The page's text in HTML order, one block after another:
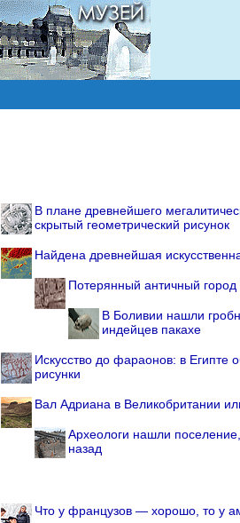
В плане древнейшего
скрытый геометрический рисунок
Найдена древнейшая
Потерянный античный
В Боливии нашли
индейцев пакахе
Искусство до фараонов: в Египте
рисунки
Вал Адриана в Великобритании
Археологи нашли
назад
Что у французов — хорошо, то у